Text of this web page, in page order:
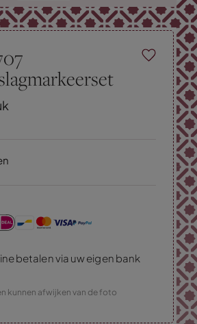
betalen via uw eigen bank
kunnen afwijken van de foto